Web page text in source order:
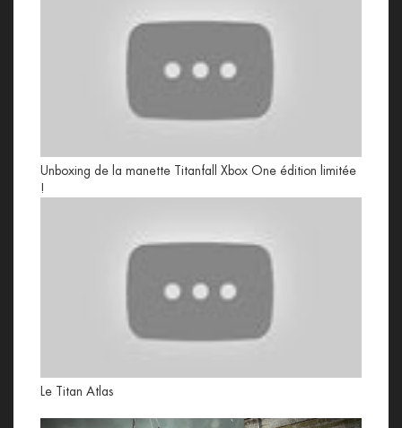
Unboxing de la manette Titanfall Xbox One édition limitée
Le Titan Atlas